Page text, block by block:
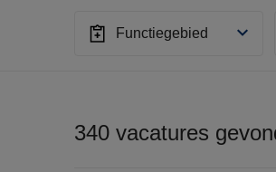
Functiegebied
340 vacatures